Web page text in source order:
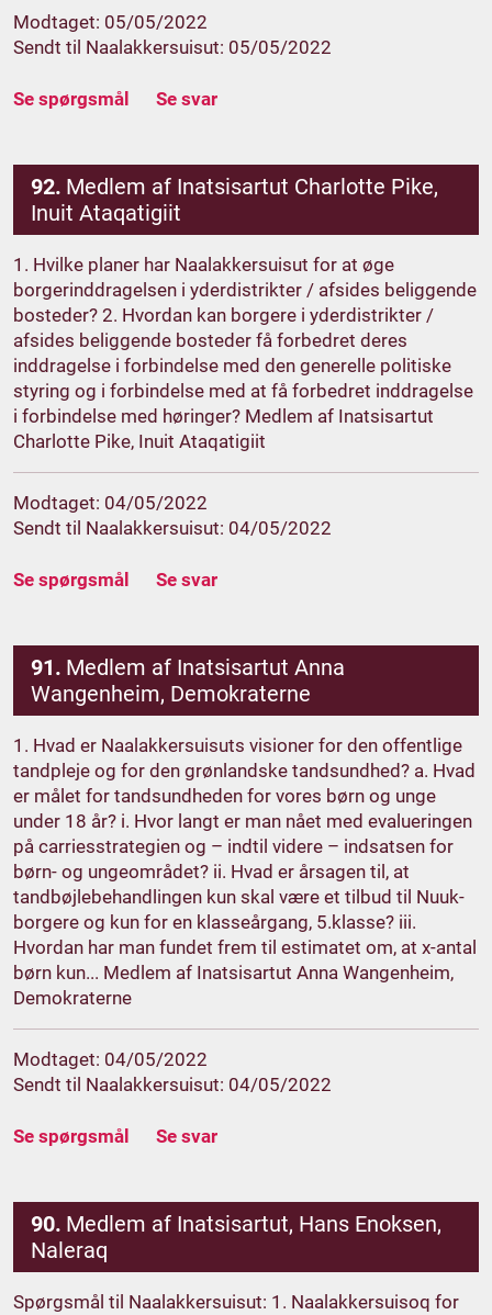
Modtaget: 05/05/2022
Sendt til Naalakkersuisut: 05/05/2022
Se spørgsmål Se svar
92. Medlem af Inatsisartut Charlotte Pike,
Inuit Ataqatigiit
1. Hvilke planer har Naalakkersuisut for at øge
borgerinddragelsen i yderdistrikter / afsides beliggende
bosteder? 2. Hvordan kan borgere i yderdistrikter /
afsides beliggende bosteder få forbedret deres
inddragelse i forbindelse med den generelle politiske
styring og i forbindelse med at få forbedret inddragelse
i forbindelse med høringer? Medlem af Inatsisartut
Charlotte Pike, Inuit Ataqatigiit
Modtaget: 04/05/2022
Sendt til Naalakkersuisut: 04/05/2022
Se spørgsmål Se svar
91. Medlem af Inatsisartut Anna
Wangenheim, Demokraterne
1. Hvad er Naalakkersuisuts visioner for den offentlige
tandpleje og for den grønlandske tandsundhed? a. Hvad
er målet for tandsundheden for vores børn og unge
under 18 år? i. Hvor langt er man nået med evalueringen
på carriesstrategien og – indtil videre – indsatsen for
børn- og ungeområdet? ii. Hvad er årsagen til, at
tandbøjlebehandlingen kun skal være et tilbud til Nuuk-
borgere og kun for en klasseårgang, 5.klasse? iii.
Hvordan har man fundet frem til estimatet om, at x-antal
børn kun... Medlem af Inatsisartut Anna Wangenheim,
Demokraterne
Modtaget: 04/05/2022
Sendt til Naalakkersuisut: 04/05/2022
Se spørgsmål Se svar
90. Medlem af Inatsisartut, Hans Enoksen,
Naleraq
Spørgsmål til Naalakkersuisut: 1. Naalakkersuisoq for